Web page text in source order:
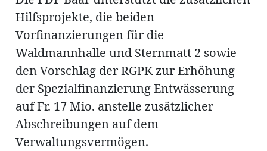
Hilfsprojekte, die beiden
Vorfinanzierungen für die
Waldmannhalle und Sternmatt 2 sowie
den Vorschlag der RGPK zur Erhöhung
der Spezialfinanzierung Entwässerung
auf Fr. 17 Mio. anstelle zusätzlicher
Abschreibungen auf dem
Verwaltungsvermögen.